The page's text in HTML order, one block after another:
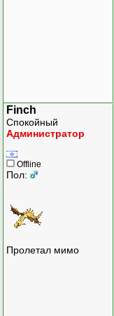
Finch
Спокойный
Администратор
Offline
Пол:
Пролетал мимо